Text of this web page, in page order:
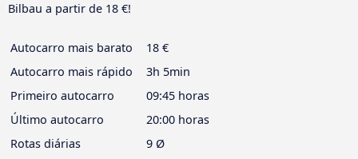
Bilbau a partir de 18 €!
Autocarro mais barato
18 €
Autocarro mais rápido
3h 5min
Primeiro autocarro
09:45 horas
Último autocarro
20:00 horas
Rotas diárias
9 Ø